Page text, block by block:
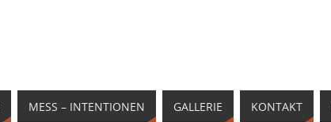
MESS – INTENTIONEN GALLERIE KONTAKT